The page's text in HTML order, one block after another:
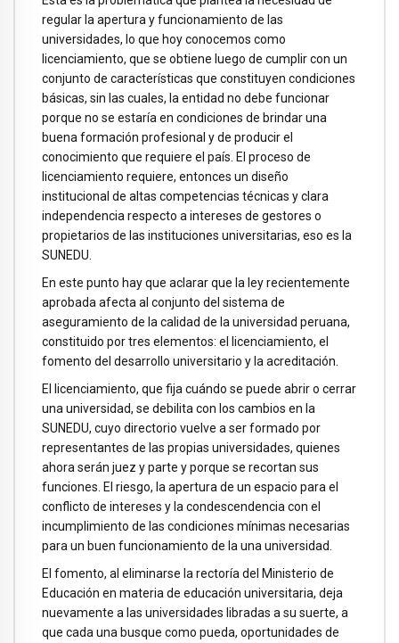
regular la apertura y funcionamiento de las
universidades, lo que hoy conocemos como
licenciamiento, que se obtiene luego de cumplir con un
conjunto de características que constituyen condiciones
básicas, sin las cuales, la entidad no debe funcionar
porque no se estaría en condiciones de brindar una
buena formación profesional y de producir el
conocimiento que requiere el país. El proceso de
licenciamiento requiere, entonces un diseño
institucional de altas competencias técnicas y clara
independencia respecto a intereses de gestores o
propietarios de las instituciones universitarias, eso es la
SUNEDU.
En este punto hay que aclarar que la ley recientemente
aprobada afecta al conjunto del sistema de
aseguramiento de la calidad de la universidad peruana,
constituido por tres elementos: el licenciamiento, el
fomento del desarrollo universitario y la acreditación.
El licenciamiento, que fija cuándo se puede abrir o cerrar
una universidad, se debilita con los cambios en la
SUNEDU, cuyo directorio vuelve a ser formado por
representantes de las propias universidades, quienes
ahora serán juez y parte y porque se recortan sus
funciones. El riesgo, la apertura de un espacio para el
conflicto de intereses y la condescendencia con el
incumplimiento de las condiciones mínimas necesarias
para un buen funcionamiento de la una universidad.
El fomento, al eliminarse la rectoría del Ministerio de
Educación en materia de educación universitaria, deja
nuevamente a las universidades libradas a su suerte, a
que cada una busque como pueda, oportunidades de